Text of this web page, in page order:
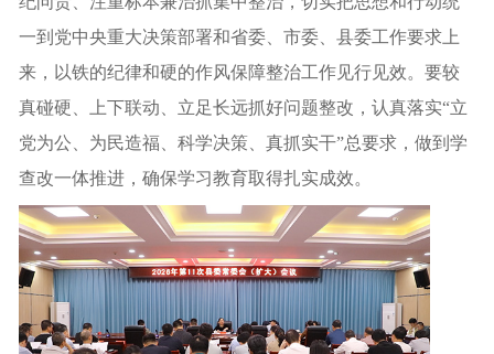
一到党中央重大决策部署和省委、市委、县委工作要求上
来，以铁的纪律和硬的作风保障整治工作见行见效。要较
真碰硬、上下联动、立足长远抓好问题整改，认真落实“立
党为公、为民造福、科学决策、真抓实干”总要求，做到学
查改一体推进，确保学习教育取得扎实成效。